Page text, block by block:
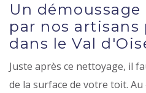
Un
par nos artisans
dans le Val
Juste après ce nettoyage, il
de la surface de votre toit.